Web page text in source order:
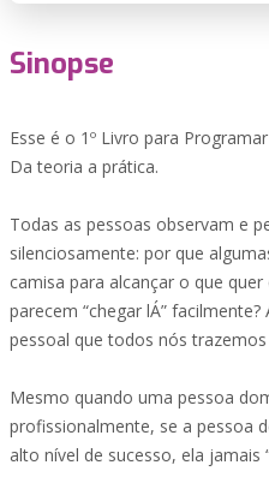
Sinopse
Esse é o 1º Livro para
Da teoria a prática.
Todas as pessoas observam e
silenciosamente: por que
camisa para alcançar o que
parecem “chegar lÁ”
pessoal que todos nós
Mesmo quando uma pessoa
profissionalmente, se a pessoa
alto nível de sucesso, ela jamais